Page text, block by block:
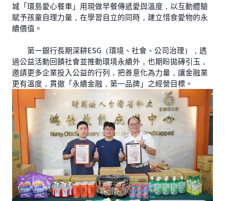
城「環島愛心餐車」用現做早餐傳遞愛與溫度，以互動體驗
賦予孩童自理力量，在學習自立的同時，建立惜食愛物的永
續價值。
第一銀行長期深耕ESG（環境、社會、公司治理），透
過公益活動回饋社會並推動環境永續外，也期盼拋磚引玉，
邀請更多企業投入公益的行列，把善意化為力量，讓金融業
更有溫度，貫徹「永續金融，第一品牌」之經營目標。